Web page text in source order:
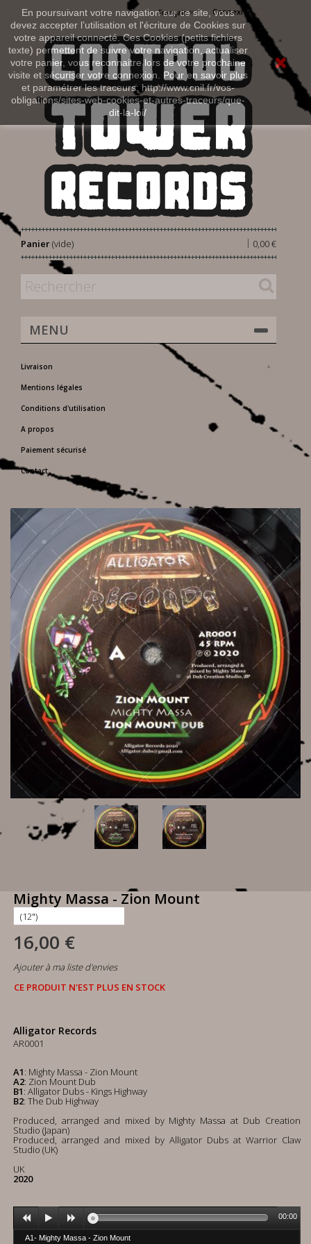
En poursuivant votre navigation sur ce site, vous
devez accepter l’utilisation et l'écriture de Cookies sur
votre appareil connecté. Ces Cookies (petits fichiers
texte) permettent de suivre votre navigation, actualiser
votre panier, vous reconnaitre lors de votre prochaine
visite et sécuriser votre connexion. Pour en savoir plus
et paramétrer les traceurs: http://www.cnil.fr/vos-
obligations/sites-web-cookies-et-autres-traceurs/que-
dit-la-loi/
Connexion
Français
Panier 0,00 €
|
(vide)
MENU
Livraison
Mentions légales
Conditions d'utilisation
A propos
Paiement sécurisé
Contact
Mighty Massa - Zion Mount
16,00 €
Ajouter à ma liste d'envies
CE PRODUIT N'EST PLUS EN STOCK
Alligator Records
AR0001
A1: Mighty Massa - Zion Mount
A2: Zion Mount Dub
B1: Alligator Dubs - Kings Highway
B2: The Dub Highway
Produced, arranged and mixed by Mighty Massa at Dub Creation
Studio (Japan)
Produced, arranged and mixed by Alligator Dubs at Warrior Claw
Studio (UK)
UK
2020
A1- Mighty Massa - Zion Mount
00:00